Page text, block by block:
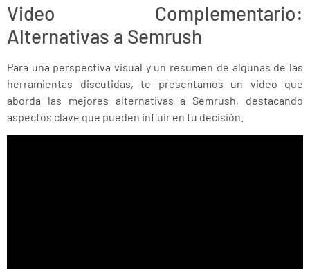
Video Complementario:
Alternativas a Semrush
Para una perspectiva visual y un resumen de algunas de las
herramientas discutidas, te presentamos un video que
aborda las mejores alternativas a Semrush, destacando
aspectos clave que pueden influir en tu decisión.